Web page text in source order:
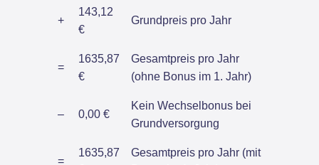
+
143,12
€
Grundpreis pro Jahr
=
1635,87
€
Gesamtpreis pro Jahr
(ohne Bonus im 1. Jahr)
– 0,00 €
Kein Wechselbonus bei
Grundversorgung
=
1635,87
Gesamtpreis pro Jahr (mit